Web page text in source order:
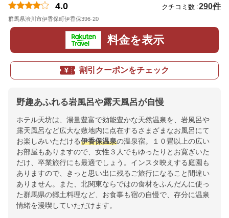
4.0 クチコミ数 :290件
群馬県渋川市伊香保町伊香保396-20
料金を表示
割引クーポンをチェック
野趣あふれる岩風呂や露天風呂が自慢
ホテル天坊は、湯量豊富で効能豊かな天然温泉を、岩風呂や
露天風呂など広大な敷地内に点在するさまざまなお風呂にて
お楽しみいただける伊香保温泉の温泉宿。１０畳以上の広い
お部屋もありますので、女性３人でもゆったりとお寛ぎいた
だけ、卒業旅行にも最適でしょう。インスタ映えする庭園も
ありますので、きっと思い出に残るご旅行になること間違い
ありません。また、北関東ならではの食材をふんだんに使っ
た群馬県の郷土料理など、お食事も宿の自慢で、存分に温泉
情緒を漫喫していただけます。